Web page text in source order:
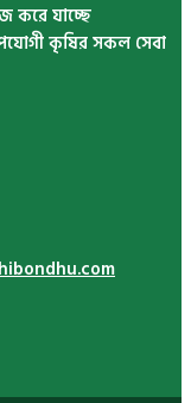
করে যাচ্ছে
কৃষির সকল সেবা